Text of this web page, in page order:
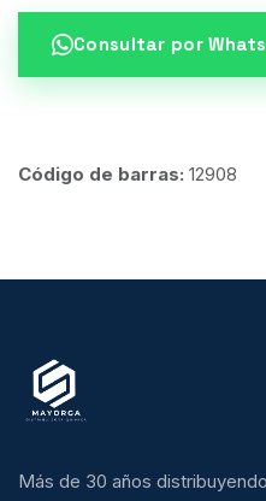
Consultar por
Código de barras: 12908
Más de 30 años